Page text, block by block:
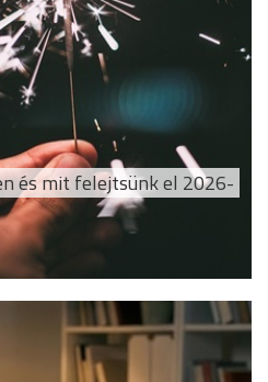
és mit felejtsünk el 2026-